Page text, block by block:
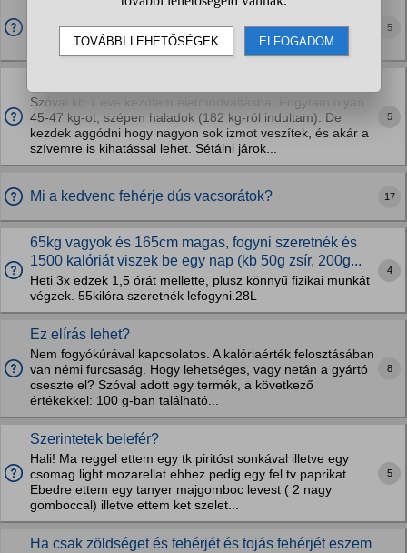
Melyik a legjobb ízű fehérjepor?
Már próbaltam a nutriversum csoki és eper ízét és a biotech
usa csoki ízét, de számomra mind ihatatlan.
5
Szóval kb 1 éve kezdtem életmódváltásba. Fogytam olyan
45-47 kg-ot, szépen haladok (182 kg-ról indultam). De
kezdek aggódni hogy nagyon sok izmot veszítek, és akár a
szívemre is kihatással lehet. Sétálni járok...
5
Mi a kedvenc fehérje dús vacsorátok? 17
65kg vagyok és 165cm magas, fogyni szeretnék és
1500 kalóriát viszek be egy nap (kb 50g zsír, 200g...
Heti 3x edzek 1,5 órát mellette, plusz könnyű fizikai munkát
végzek. 55kilóra szeretnék lefogyni.28L
4
Ez elírás lehet?
Nem fogyókúrával kapcsolatos. A kalóriaérték felosztásában
van némi furcsaság. Hogy lehetséges, vagy netán a gyártó
cseszte el? Szóval adott egy termék, a következő
értékekkel: 100 g-ban található...
8
Szerintetek belefér?
Hali! Ma reggel ettem egy tk piritóst sonkával illetve egy
csomag light mozarellat ehhez pedig egy fel tv paprikat.
Ebedre ettem egy tanyer majgomboc levest ( 2 nagy
gomboccal) illetve ettem ket szelet...
5
Ha csak zöldséget és fehérjét és tojás fehérjét eszem